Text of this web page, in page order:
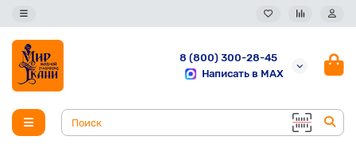
8 (800) 300-28-45
Написать в MAX